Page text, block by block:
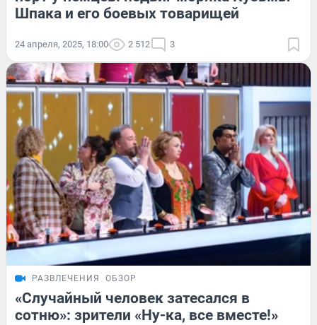
Шпака и его боевых товарищей
24 апреля, 2025, 18:00 2 512 3
РАЗВЛЕЧЕНИЯ ОБЗОР
«Случайный человек затесался в
сотню»: зрители «Ну-ка, все вместе!»